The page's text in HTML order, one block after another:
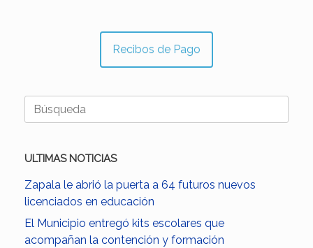
Recibos de Pago
Buscar:
ULTIMAS NOTICIAS
Zapala le abrió la puerta a 64 futuros nuevos
licenciados en educación
El Municipio entregó kits escolares que
acompañan la contención y formación